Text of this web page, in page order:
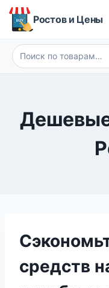
Перейти
Ростов и Цены
Искать:
средств